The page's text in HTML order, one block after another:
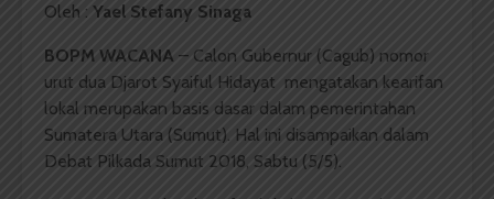
Oleh : Yael Stefany Sinaga
BOPM WACANA – Calon Gubernur (Cagub) nomor
urut dua Djarot Syaiful Hidayat mengatakan kearifan
lokal merupakan basis dasar dalam pemerintahan
Sumatera Utara (Sumut). Hal ini disampaikan dalam
Debat Pilkada Sumut 2018, Sabtu (5/5).